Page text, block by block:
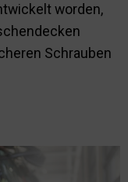
worden,
Schrauben